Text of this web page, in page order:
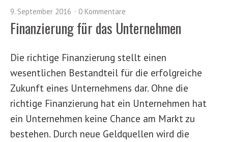
9. September 2016 0 Kommentare
Finanzierung für das Unternehmen
Die richtige Finanzierung stellt einen
wesentlichen Bestandteil für die erfolgreiche
Zukunft eines Unternehmens dar. Ohne die
richtige Finanzierung hat ein Unternehmen hat
ein Unternehmen keine Chance am Markt zu
bestehen. Durch neue Geldquellen wird die